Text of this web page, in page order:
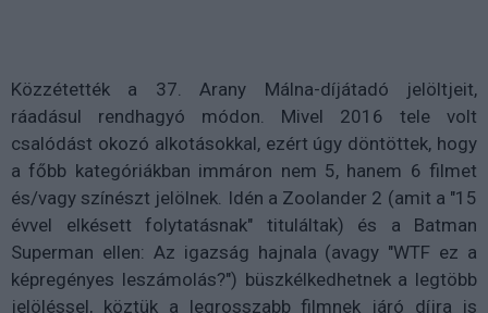
Közzétették a 37. Arany Málna-díjátadó jelöltjeit,
ráadásul rendhagyó módon. Mivel 2016 tele volt
csalódást okozó alkotásokkal, ezért úgy döntöttek, hogy
a főbb kategóriákban immáron nem 5, hanem 6 filmet
és/vagy színészt jelölnek. Idén a Zoolander 2 (amit a "15
évvel elkésett folytatásnak" tituláltak) és a Batman
Superman ellen: Az igazság hajnala (avagy "WTF ez a
képregényes leszámolás?") büszkélkedhetnek a legtöbb
jelöléssel, köztük a legrosszabb filmnek járó díjra is